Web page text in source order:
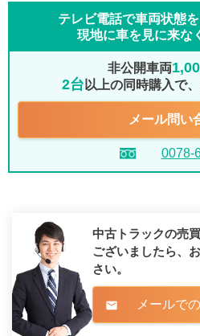
テレビ電話で車両状態を
現地に車を見に来な
非公開車両
2台 以上の同時購入で
メール問い
0078-
中古トラックの売
ございましたら、
さい。
mail メールで